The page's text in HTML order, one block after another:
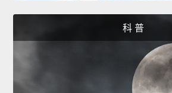
科 普